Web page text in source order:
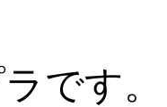
です。